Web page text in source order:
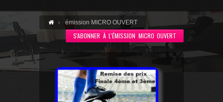
émission MICRO OUVERT
S'ABONNER À L'ÉMISSION MICRO OUVERT